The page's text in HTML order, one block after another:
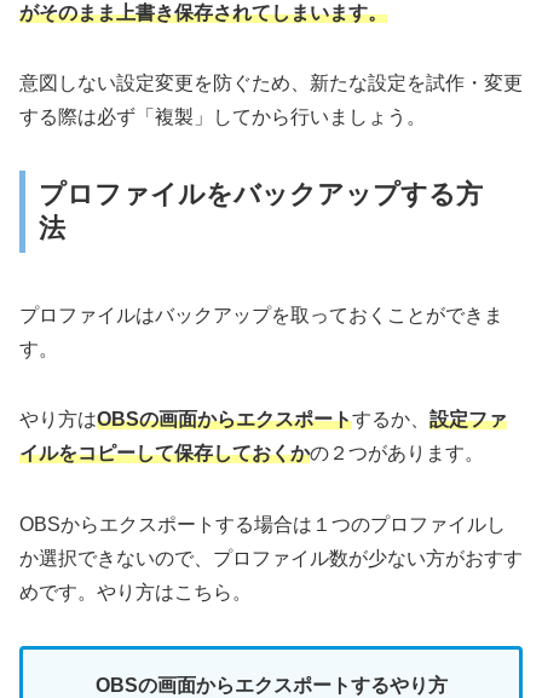
がそのまま上書き保存されてしまいます。
意図しない設定変更を防ぐため、新たな設定を試作・変更
する際は必ず「複製」してから行いましょう。
プロファイルをバックアップする方
法
プロファイルはバックアップを取っておくことができま
す。
やり方はOBSの画面からエクスポートするか、 設定ファ
イルをコピーして保存しておくかの２つがあります。
OBSからエクスポートする場合は１つのプロファイルし
か選択できないので、プロファイル数が少ない方がおすす
めです。やり方はこちら。
OBSの画面からエクスポートするやり方